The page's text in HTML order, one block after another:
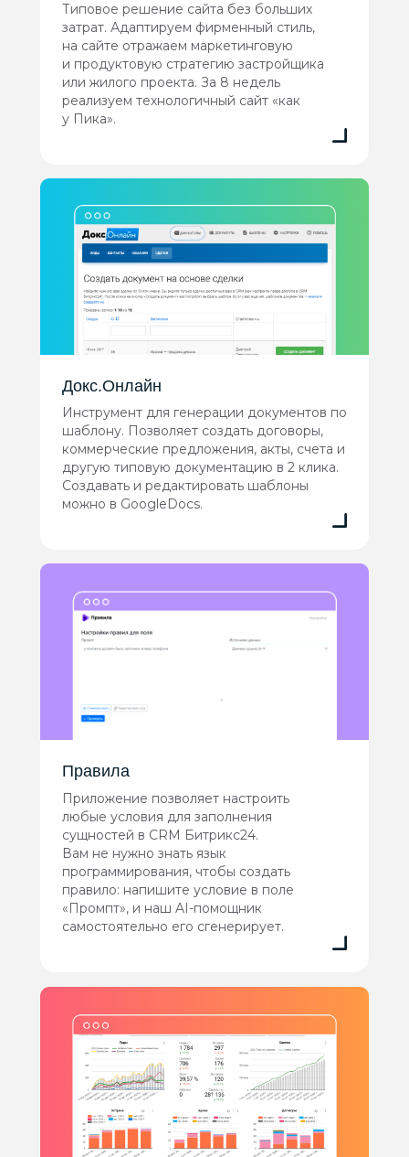
Типовое решение сайта без больших
затрат. Адаптируем фирменный стиль,
на сайте отражаем маркетинговую
и продуктовую стратегию застройщика
или жилого проекта. За 8 недель
реализуем технологичный сайт «как
у Пика».
Докс.Онлайн
Инструмент для генерации документов по
шаблону. Позволяет создать договоры,
коммерческие предложения, акты, счета и
другую типовую документацию в 2 клика.
Создавать и редактировать шаблоны
можно в GoogleDocs.
Приложение позволяет настроить
любые условия для заполнения
сущностей в CRM Битрикс24.
Вам не нужно знать язык
программирования, чтобы создать
правило: напишите условие в поле
«Промпт», и наш AI-помощник
самостоятельно его сгенерирует.
Правила